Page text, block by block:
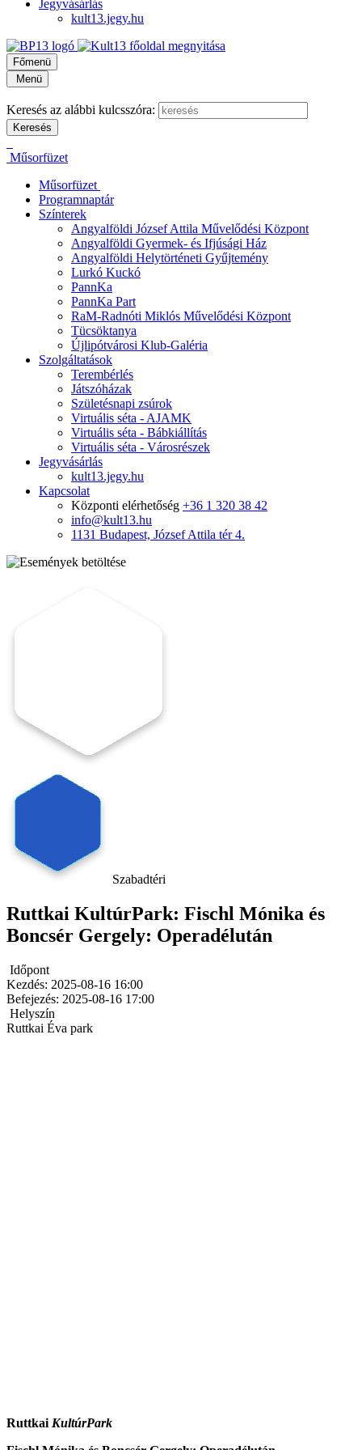
Jegyvásárlás
kult13.jegy.hu
Főmenü
Menü
Keresés az alábbi kulcsszóra:
Műsorfüzet
Műsorfüzet
Programnaptár
Színterek
Angyalföldi József Attila Művelődési Központ
Angyalföldi Gyermek- és Ifjúsági Ház
Angyalföldi Helytörténeti Gyűjtemény
Lurkó Kuckó
PannKa
PannKa Part
RaM-Radnóti Miklós Művelődési Központ
Tücsöktanya
Újlipótvárosi Klub-Galéria
Szolgáltatások
Terembérlés
Játszóházak
Születésnapi zsúrok
Virtuális séta - AJAMK
Virtuális séta - Bábkiállítás
Virtuális séta - Városrészek
Jegyvásárlás
kult13.jegy.hu
Kapcsolat
Központi elérhetőség +36 1 320 38 42
info@kult13.hu
1131 Budapest, József Attila tér 4.
Szabadtéri
Ruttkai KultúrPark: Fischl Mónika és
Boncsér Gergely: Operadélután
Időpont
Kezdés: 2025-08-16 16:00
Befejezés: 2025-08-16 17:00
Helyszín
Ruttkai Éva park
Ruttkai KultúrPark